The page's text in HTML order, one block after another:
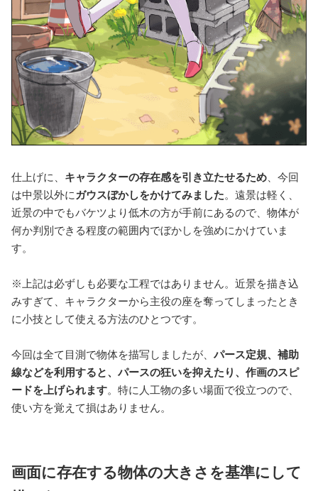
仕上げに、 キャラクターの存在感を引き立たせるため 、今回
は中景以外に ガウスぼかしをかけてみました。遠景は軽く、
近景の中でもバケツより低木の方が手前にあるので、物体が
何か判別できる程度の範囲内でぼかしを強めにかけていま
す。
※上記は必ずしも必要な工程ではありません。近景を描き込
みすぎて、キャラクターから主役の座を奪ってしまったとき
に小技として使える方法のひとつです。
今回は全て目測で物体を描写しましたが、 パース定規、補助
線などを利用すると、パースの狂いを抑えたり、作画のスピ
ードを上げられます。特に人工物の多い場面で役立つので、
使い方を覚えて損はありません。
画面に存在する物体の大きさを基準にして